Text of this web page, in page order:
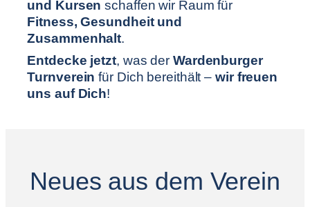
und Kursen schaffen wir Raum für
Fitness, Gesundheit und
Zusammenhalt.
Entdecke jetzt, was der Wardenburger
Turnverein für Dich bereithält –wir freuen
uns auf Dich!
Neues aus dem Verein